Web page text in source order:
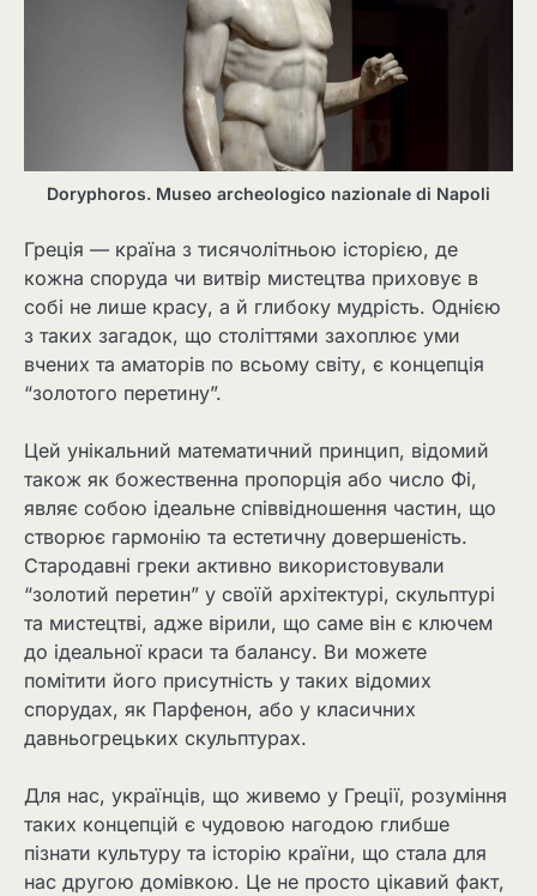
Doryphoros. Museo archeologico nazionale di Napoli
Греція — країна з тисячолітньою історією, де
кожна споруда чи витвір мистецтва приховує в
собі не лише красу, а й глибоку мудрість. Однією
з таких загадок, що століттями захоплює уми
вчених та аматорів по всьому світу, є концепція
“золотого перетину”.
Цей унікальний математичний принцип, відомий
також як божественна пропорція або число Фі,
являє собою ідеальне співвідношення частин, що
створює гармонію та естетичну довершеність.
Стародавні греки активно використовували
“золотий перетин” у своїй архітектурі, скульптурі
та мистецтві, адже вірили, що саме він є ключем
до ідеальної краси та балансу. Ви можете
помітити його присутність у таких відомих
спорудах, як Парфенон, або у класичних
давньогрецьких скульптурах.
Для нас, українців, що живемо у Греції, розуміння
таких концепцій є чудовою нагодою глибше
пізнати культуру та історію країни, що стала для
нас другою домівкою. Це не просто цікавий факт,